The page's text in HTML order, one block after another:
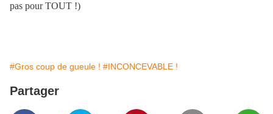
pas pour TOUT !)
#Gros coup de gueule ! #INCONCEVABLE !
Partager